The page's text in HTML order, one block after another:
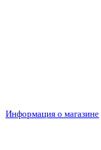
Информация о магазине